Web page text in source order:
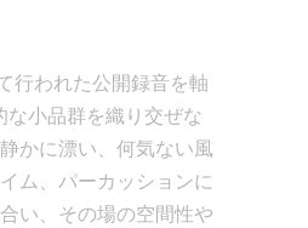
行われた公開録音を軸
小品群を織り交ぜな
かに漂い、何気ない風
ム、パーカッションに
い、その場の空間性や